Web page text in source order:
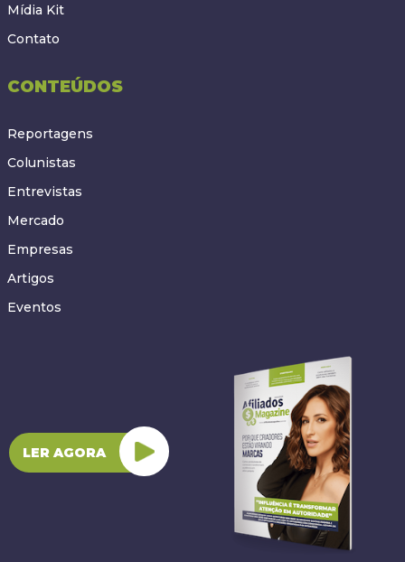
Mídia Kit
Contato
CONTEÚDOS
Reportagens
Colunistas
Entrevistas
Mercado
Empresas
Artigos
Eventos
LER AGORA